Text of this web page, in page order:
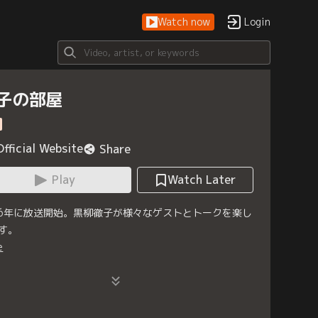
Watch now Login
の部屋
Website
Share
Play
Watch Later
に放送開始。黒柳徹子が様々なゲストとトークを楽し
。